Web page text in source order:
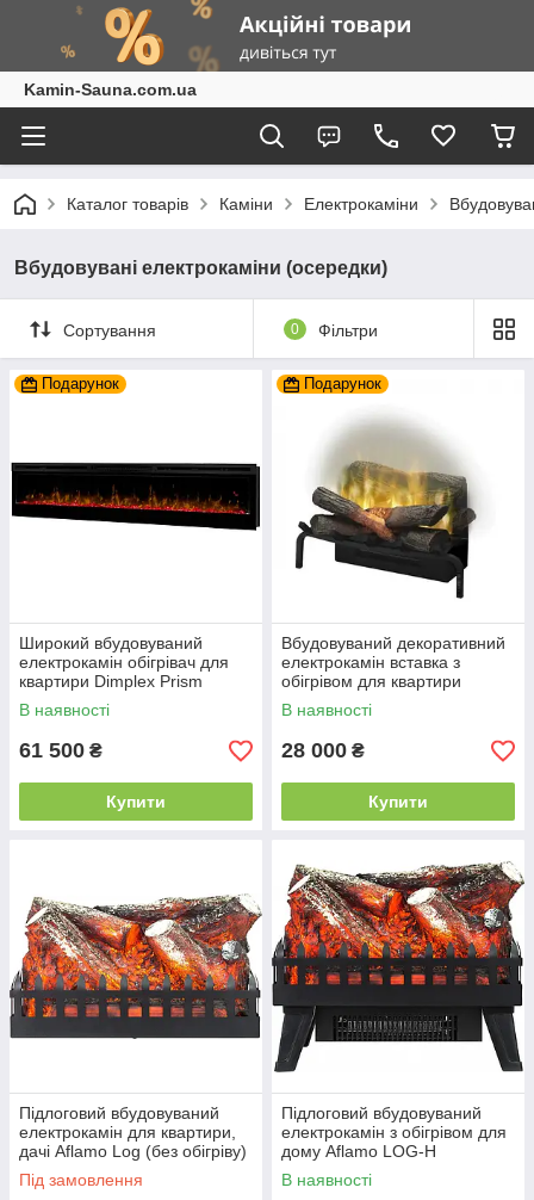
Kamin-Sauna.com.ua
Каталог товарів Каміни Електрокаміни
Вбудовувані електрокаміни (осередки)
Сортування 0 Фільтри
Подарунок
Широкий вбудовуваний
електрокамін обігрівач для
квартири Dimplex Prism
Series 74 wf
В наявності
61 500 ₴
Купити
Подарунок
Вбудовуваний декоративний
електрокамін вставка з
обігрівом для квартири
Dimplex Revillusion RLG 20
(RLG20) wf
В наявності
28 000 ₴
Купити
Підлоговий вбудовуваний
електрокамін для квартири,
дачі Aflamo Log (без обігріву)
електрична вставка в камін
48 см
Під замовлення
Підлоговий вбудовуваний
електрокамін з обігрівом для
дому Aflamo LOG-H
електрична вставка в камін
48 см
В наявності